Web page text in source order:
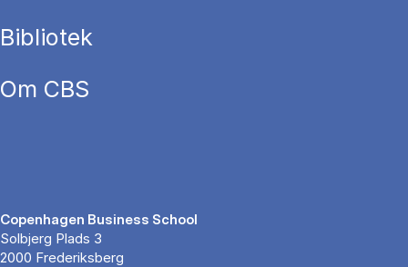
Bibliotek
Om CBS
Copenhagen Business School
Solbjerg Plads 3
2000 Frederiksberg